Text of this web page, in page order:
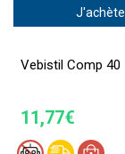
J'achète
Vebistil Comp 40
11,77€